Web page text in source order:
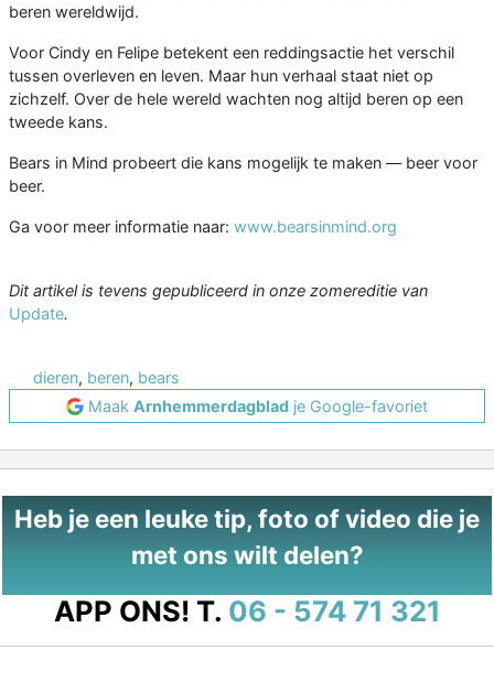
beren wereldwijd.
Voor Cindy en Felipe betekent een reddingsactie het verschil
tussen overleven en leven. Maar hun verhaal staat niet op
zichzelf. Over de hele wereld wachten nog altijd beren op een
tweede kans.
Bears in Mind probeert die kans mogelijk te maken — beer voor
beer.
Ga voor meer informatie naar: www.bearsinmind.org
Dit artikel is tevens gepubliceerd in onze zomereditie van
Update.
dieren, beren, bears
Maak Arnhemmerdagblad je Google-favoriet
Heb je een leuke tip, foto of video die je
met ons wilt delen?
APP ONS! T. 06 - 574 71 321